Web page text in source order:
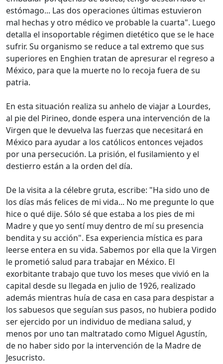
estómago... Las dos operaciones últimas estuvieron
mal hechas y otro médico ve probable la cuarta". Luego
detalla el insoportable régimen dietético que se le hace
sufrir. Su organismo se reduce a tal extremo que sus
superiores en Enghien tratan de apresurar el regreso a
México, para que la muerte no lo recoja fuera de su
patria.
En esta situación realiza su anhelo de viajar a Lourdes,
al pie del Pirineo, donde espera una intervención de la
Virgen que le devuelva las fuerzas que necesitará en
México para ayudar a los católicos entonces vejados
por una persecución. La prisión, el fusilamiento y el
destierro están a la orden del día.
De la visita a la célebre gruta, escribe: "Ha sido uno de
los días más felices de mi vida... No me pregunte lo que
hice o qué dije. Sólo sé que estaba a los pies de mi
Madre y que yo sentí muy dentro de mí su presencia
bendita y su acción". Esa experiencia mística es para
leerse entera en su vida. Sabemos por ella que la Virgen
le prometió salud para trabajar en México. El
exorbitante trabajo que tuvo los meses que vivió en la
capital desde su llegada en julio de 1926, realizado
además mientras huía de casa en casa para despistar a
los sabuesos que seguían sus pasos, no hubiera podido
ser ejercido por un individuo de mediana salud, y
menos por uno tan maltratado como Miguel Agustín,
de no haber sido por la intervención de la Madre de
Jesucristo.